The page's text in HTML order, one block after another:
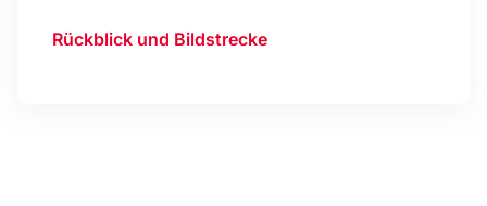
Rückblick und Bildstrecke